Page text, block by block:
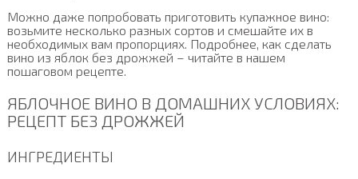
Можно даже попробовать приготовить купажное вино:
возьмите несколько разных сортов и смешайте их в
необходимых вам пропорциях. Подробнее, как сделать
вино из яблок без дрожжей – читайте в нашем
пошаговом рецепте.
ЯБЛОЧНОЕ ВИНО В ДОМАШНИХ УСЛОВИЯХ:
РЕЦЕПТ БЕЗ ДРОЖЖЕЙ
ИНГРЕДИЕНТЫ